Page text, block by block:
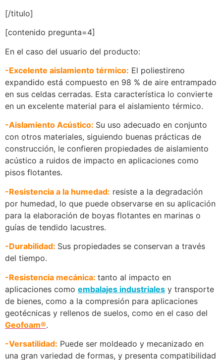
[/titulo]
[contenido pregunta=4]
En el caso del usuario del producto:
-Excelente aislamiento térmico: El poliestireno
expandido está compuesto en 98 % de aire entrampado
en sus celdas cerradas. Esta característica lo convierte
en un excelente material para el aislamiento térmico.
-Aislamiento Acústico: Su uso adecuado en conjunto
con otros materiales, siguiendo buenas prácticas de
construcción, le confieren propiedades de aislamiento
acústico a ruidos de impacto en aplicaciones como
pisos flotantes.
-Resistencia a la humedad: resiste a la degradación
por humedad, lo que puede observarse en su aplicación
para la elaboración de boyas flotantes en marinas o
guías de tendido lacustres.
-Durabilidad: Sus propiedades se conservan a través
del tiempo.
-Resistencia mecánica: tanto al impacto en
aplicaciones como embalajes industriales y transporte
de bienes, como a la compresión para aplicaciones
geotécnicas y rellenos de suelos, como en el caso del
Geofoam®.
-Versatilidad: Puede ser moldeado y mecanizado en
una gran variedad de formas, y presenta compatibilidad